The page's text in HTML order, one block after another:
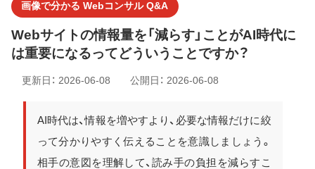
画像で分かる Webコンサル Q&A
Webサイトの情報量を「減らす」ことがAI時代に
は重要になるってどういうことですか？
更新日： 2026-06-08 公開日： 2026-06-08
AI時代は、情報を増やすより、必要な情報だけに絞
って分かりやすく伝えることを意識しましょう。
相手の意図を理解して、読み手の負担を減らすこ